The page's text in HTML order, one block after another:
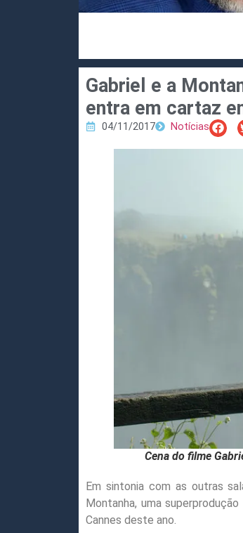
Gabriel e a
entra em cartaz
04/11/2017 Notícias
Cena do filme Gabriel
Em sintonia com as outras
Montanha, uma
Cannes deste ano.